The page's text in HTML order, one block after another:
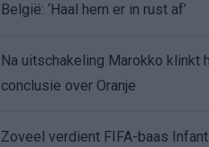
België: ‘Haal hem er in rust af’
Na uitschakeling Marokko klinkt
conclusie over Oranje
Zoveel verdient FIFA-baas